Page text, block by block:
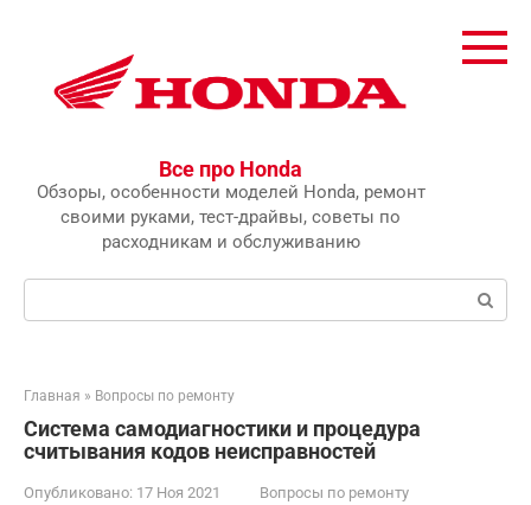
Все про Honda
Обзоры, особенности моделей Honda, ремонт
своими руками, тест-драйвы, советы по
расходникам и обслуживанию
Главная » Вопросы по ремонту
Система самодиагностики и процедура
считывания кодов неисправностей
Опубликовано: 17 Ноя 2021
Вопросы по ремонту